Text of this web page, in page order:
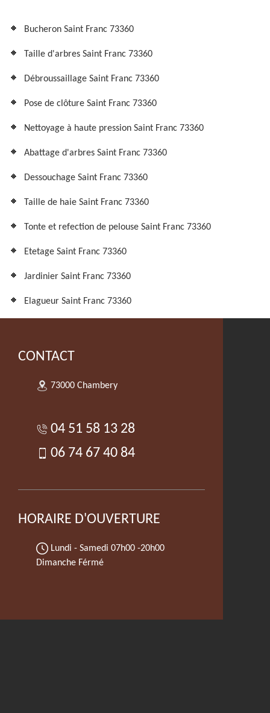
Bucheron Saint Franc 73360
Taille d'arbres Saint Franc 73360
Débroussaillage Saint Franc 73360
Pose de clôture Saint Franc 73360
Nettoyage à haute pression Saint Franc 73360
Abattage d'arbres Saint Franc 73360
Dessouchage Saint Franc 73360
Taille de haie Saint Franc 73360
Tonte et refection de pelouse Saint Franc 73360
Etetage Saint Franc 73360
Jardinier Saint Franc 73360
Elagueur Saint Franc 73360
CONTACT
73000 Chambery
04 51 58 13 28
06 74 67 40 84
HORAIRE D'OUVERTURE
Lundi - Samedi 07h00 -20h00
Dimanche Férmé